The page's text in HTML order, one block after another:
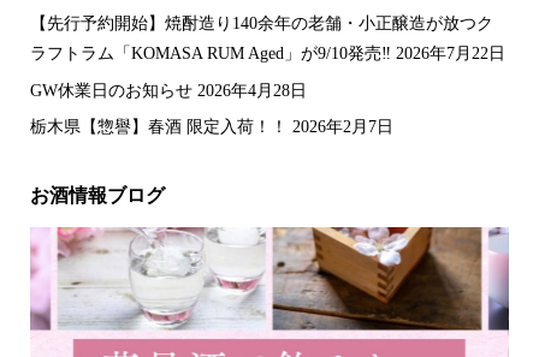
【先行予約開始】焼酎造り140余年の老舗・小正醸造が放つク
ラフトラム「KOMASA RUM Aged」が9/10発売‼️ 2026年7月22日
GW休業日のお知らせ 2026年4月28日
栃木県【惣譽】春酒 限定入荷！！ 2026年2月7日
お酒情報ブログ